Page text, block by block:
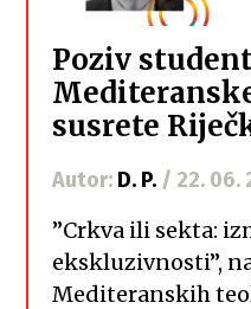
Poziv
susrete
Autor: D. P. / 22. 06.
”Crkva ili sekta:
ekskluzivnosti”,
Mediteranskih